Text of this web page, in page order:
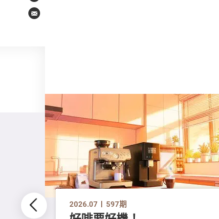
Email
2026.07 597期